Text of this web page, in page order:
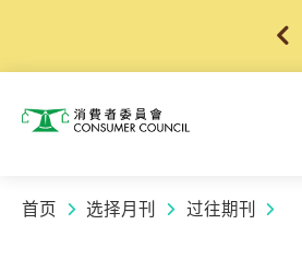
消费者委员会
首页 选择月刊 过往期刊